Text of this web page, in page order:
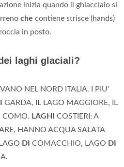
inizia quando il ghiacciaio si
che contiene strisce (hands)
in posto.
laghi glaciali?
NEL NORD ITALIA. I PIU'
GARDA, IL LAGO MAGGIORE, IL
COMO. LAGHI
COSTIERI: A
HANNO ACQUA SALATA
DI COMACCHIO, LAGO DI